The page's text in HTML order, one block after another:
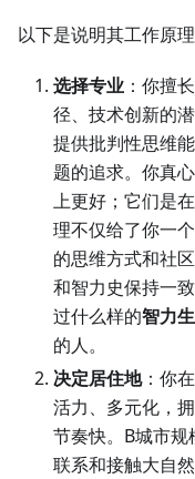
以下是说明其工作原
选择专业 ：你擅
径、技术创新的
提供批判性思维
题的追求。你真
上更好；它们是
理不仅给了你一
的思维方式和社
和智力史保持一
过什么样的智力
的人。
决定居住地：你
活力、多元化，
节奏快。B城市
联系和接触大自